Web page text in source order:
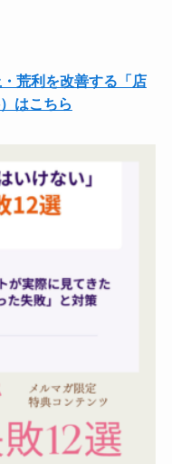
荒利を改善する「店
はこちら